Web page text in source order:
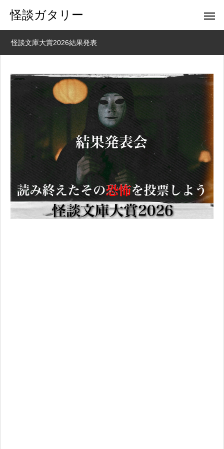
怪談ガタリー
怪談文庫大賞2026結果発表